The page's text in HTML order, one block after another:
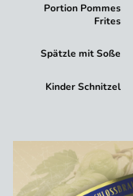
Portion Pommes
Frites
Spätzle mit Soße
Kinder Schnitzel